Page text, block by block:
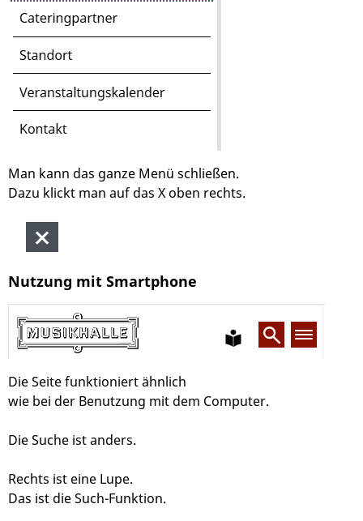
Man kann das ganze Menü schließen.
Dazu klickt man auf das X oben rechts.
Nutzung mit Smartphone
Die Seite funktioniert ähnlich
wie bei der Benutzung mit dem Computer.
Die Suche ist anders.
Rechts ist eine Lupe.
Das ist die Such-Funktion.